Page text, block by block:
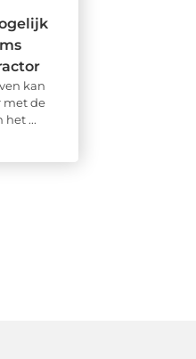
kan
met de
het ...